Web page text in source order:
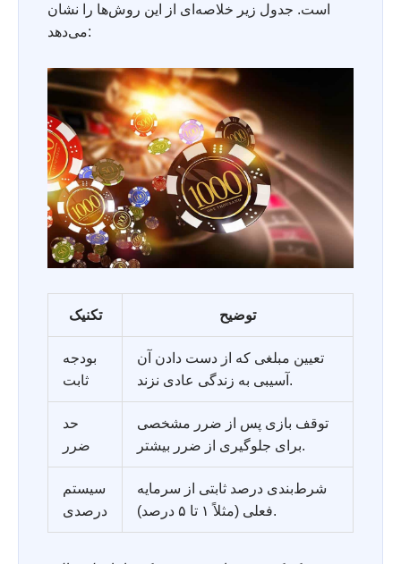
است. جدول زیر خلاصه‌ای از این روش‌ها را نشان
می‌دهد:
تکنیک توضیح
بودجه
ثابت
تعیین مبلغی که از دست دادن آن
آسیبی به زندگی عادی نزند.
حد
ضرر
توقف بازی پس از ضرر مشخصی
برای جلوگیری از ضرر بیشتر.
سیستم
درصدی
شرط‌بندی درصد ثابتی از سرمایه
فعلی (مثلاً ۱ تا ۵ درصد).